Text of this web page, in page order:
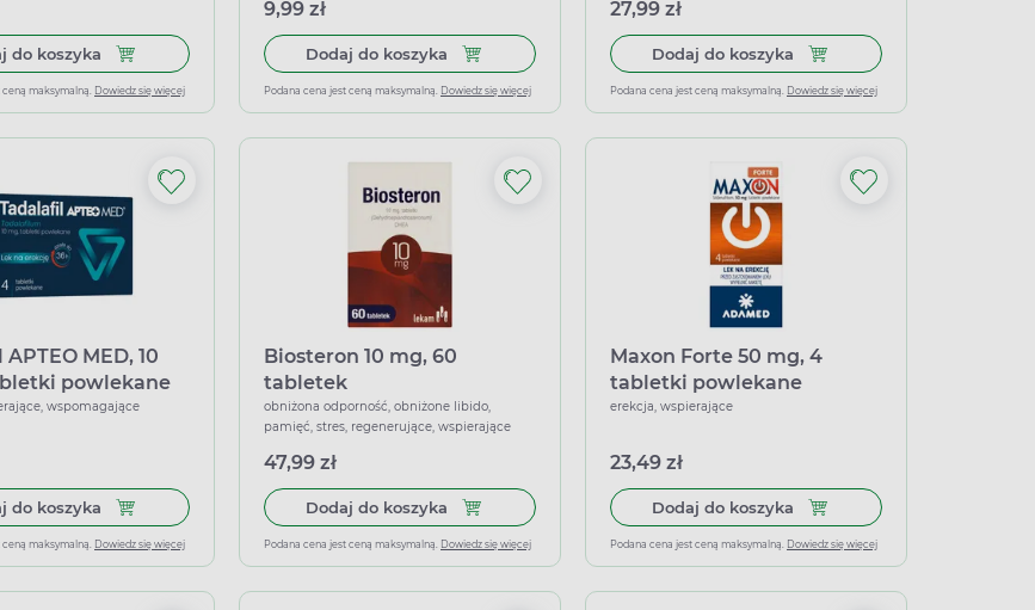
do koszyka Dodaj do koszyka Inventum Max 50 mg, 4 tabletki do rozgryzania i żucia
ceną maksymalną. Dowiedz się więcej
9,99 zł
Dodaj do koszyka Dodaj do koszyka Tadacontrol 10 mg, 2 tabletki powlekane
Podana cena jest ceną maksymalną. Dowiedz się więcej
27,99 zł
Dodaj do koszyka Dodaj do koszyka Maxigra
Podana cena jest ceną maksymalną. Dowiedz się więcej
MED, 10
powlekane
wspomagające
do koszyka Dodaj do koszyka Tadalafil APTEO MED, 10 mg, 4 tabletki powlekane
ceną maksymalną. Dowiedz się więcej
Biosteron 10 mg, 60
tabletek
obniżona odporność, obniżone libido,
pamięć, stres, regenerujące, wspierające
47,99 zł
Dodaj do koszyka Dodaj do koszyka Biosteron 10 mg, 60 tabletek
Podana cena jest ceną maksymalną. Dowiedz się więcej
Maxon Forte 50 mg, 4
tabletki powlekane
erekcja, wspierające
23,49 zł
Dodaj do koszyka Dodaj do koszyka Maxon
Podana cena jest ceną maksymalną. Dowiedz się więcej